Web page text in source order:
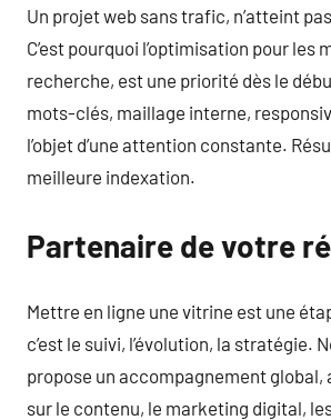
Un projet web sans trafic, n’atteint
C’est pourquoi l’optimisation pour les
recherche, est une priorité dès le
mots-clés, maillage interne,
l’objet d’une attention constante.
meilleure indexation.
Partenaire de votre
Mettre en ligne une vitrine est une
c’est le suivi, l’évolution, la stratégie.
propose un accompagnement global,
sur le contenu, le marketing digital,